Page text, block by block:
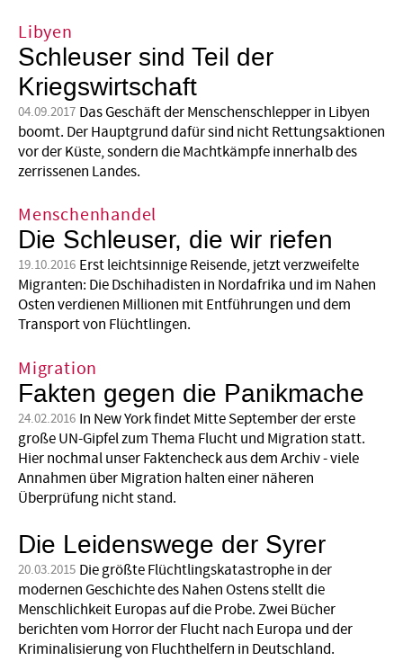
Libyen
Schleuser sind Teil der
Kriegswirtschaft
04.09.2017 Das Geschäft der Menschenschlepper in Libyen
boomt. Der Hauptgrund dafür sind nicht Rettungsaktionen
vor der Küste, sondern die Machtkämpfe innerhalb des
zerrissenen Landes.
Menschenhandel
Die Schleuser, die wir riefen
19.10.2016 Erst leichtsinnige Reisende, jetzt verzweifelte
Migranten: Die Dschihadisten in Nord­afrika und im Nahen
Osten verdienen Millionen mit Entführungen und dem
Transport von Flüchtlingen.
Migration
Fakten gegen die Panikmache
24.02.2016 In New York findet Mitte September der erste
große UN-Gipfel zum Thema Flucht und Migration statt.
Hier nochmal unser Faktencheck aus dem Archiv - viele
Annahmen über Migration halten einer näheren
Überprüfung nicht stand.
Die Leidenswege der Syrer
20.03.2015 Die größte Flüchtlingskatastrophe in der
modernen Geschichte des Nahen Ostens stellt die
Menschlichkeit Europas auf die Probe. Zwei Bücher
berichten vom Horror der Flucht nach Europa und der
Kriminalisierung von Fluchthelfern in Deutschland.